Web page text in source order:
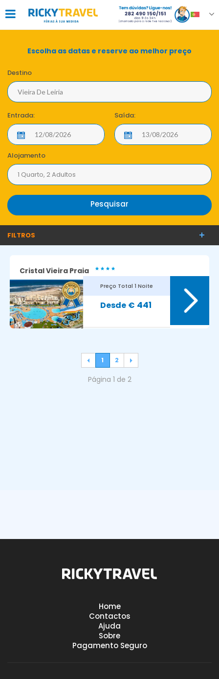
Escolha as datas e reserve ao melhor preço
Destino
Entrada: Saída:
Alojamento
1 Quarto, 2 Adultos
Pesquisar
Cristal Vieira Praia
Preço Total 1 Noite
€ 441
1 2
Página 1 de 2
FILTROS
Home
Contactos
Ajuda
Sobre
Pagamento Seguro